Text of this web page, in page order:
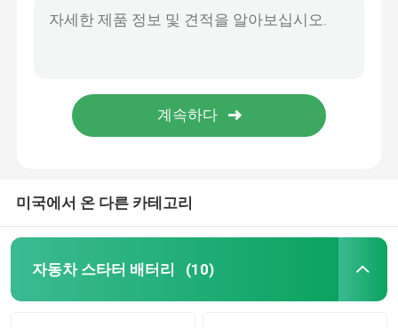
미국에서 온 다른 카테고리
자동차 스타터 배터리 (10)